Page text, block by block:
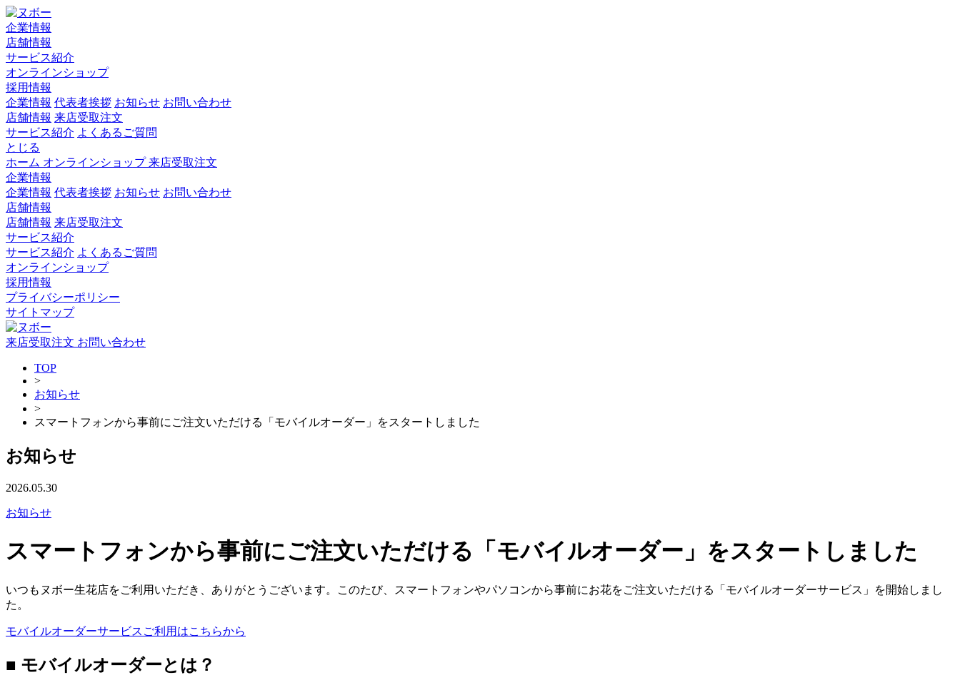
企業情報
店舗情報
サービス紹介
オンラインショップ
採用情報
企業情報 代表者挨拶 お知らせ お問い合わせ
店舗情報 来店受取注文
サービス紹介 よくあるご質問
とじる
ホーム オンラインショップ来店受取注文
企業情報
企業情報 代表者挨拶 お知らせ お問い合わせ
店舗情報
店舗情報 来店受取注文
サービス紹介
サービス紹介 よくあるご質問
オンラインショップ
採用情報
プライバシーポリシー
サイトマップ
来店受取注文 お問い合わせ
TOP
>
お知らせ
>
スマートフォンから事前にご注文いただける「モバイルオーダー」をスタートしました
お知らせ
2026.05.30
お知らせ
スマートフォンから事前にご注文いただける「モバイルオーダー」をスタートしました
いつもヌボー生花店をご利用いただき、ありがとうございます。このたび、スマートフォンやパソコンから事前にお花をご注文いただける「モバイルオーダーサービス」を開始しまし
た。
モバイルオーダーサービスご利用はこちらから
■ モバイルオーダーとは？